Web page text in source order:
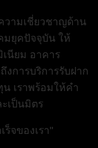
ามเชี่ยวชาญด้าน
มยุคปัจจุบัน ให้
นียม อาคาร
การบริการรับฝาก
เราพร้อมให้คำ
เป็นมิตร
จของเรา"